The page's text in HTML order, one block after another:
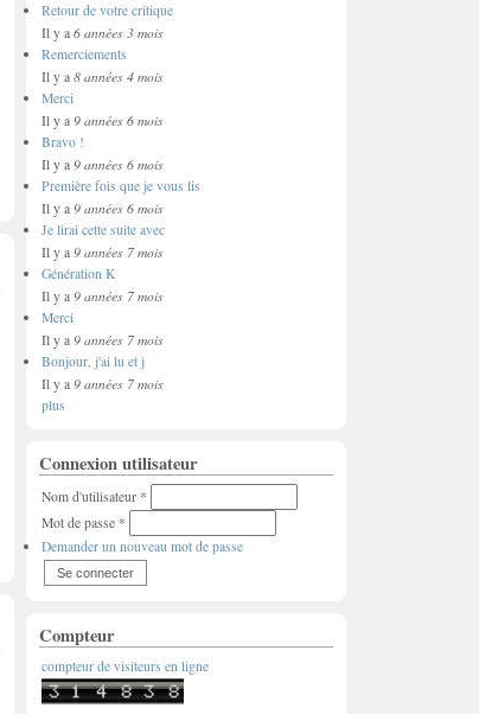
Retour de votre critique
Il y a 6 années 3 mois
Remerciements
Il y a 8 années 4 mois
Merci
Il y a 9 années 6 mois
Bravo !
Il y a 9 années 6 mois
Première fois que je vous lis
Il y a 9 années 6 mois
Je lirai cette suite avec
Il y a 9 années 7 mois
Génération K
Il y a 9 années 7 mois
Merci
Il y a 9 années 7 mois
Bonjour, j'ai lu et j
Il y a 9 années 7 mois
plus
Connexion utilisateur
Nom d'utilisateur *
Mot de passe *
Demander un nouveau mot de passe
Compteur
compteur de visiteurs en ligne